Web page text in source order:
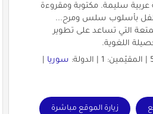
سليمة. مكتوبة ومقروءة
بأسلوب سلس ومرح...
التي تساعد على تطوير
اللغوية.
سوريا|
زيارة الموقع مباشرة